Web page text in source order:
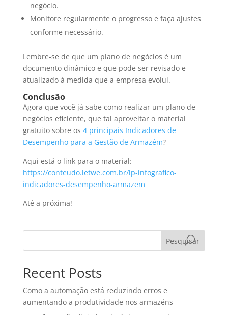
negócio.
Monitore regularmente o progresso e faça ajustes
conforme necessário.
Lembre-se de que um plano de negócios é um
documento dinâmico e que pode ser revisado e
atualizado à medida que a empresa evolui.
Conclusão
Agora que você já sabe como realizar um plano de
negócios eficiente, que tal aproveitar o material
gratuito sobre os 4 principais Indicadores de
Desempenho para a Gestão de Armazém?
Aqui está o link para o material:
https://conteudo.letwe.com.br/lp-infografico-
indicadores-desempenho-armazem
Até a próxima!
Pesquisar
Recent Posts
Como a automação está reduzindo erros e
aumentando a produtividade nos armazéns